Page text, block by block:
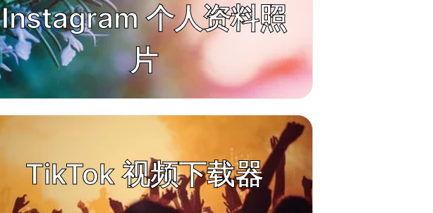
Instagram 个人资料照
片
TikTok 视频下载器